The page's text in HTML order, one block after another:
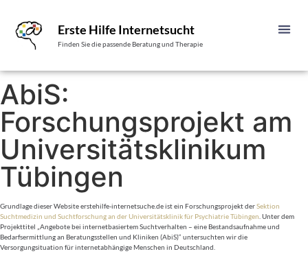
Erste Hilfe Internetsucht
Finden Sie die passende Beratung und Therapie
AbiS:
Forschungsprojekt am
Universitätsklinikum
Tübingen
Grundlage dieser Website erstehilfe-internetsuche.de ist ein Forschungsprojekt derSektion
Suchtmedizin und Suchtforschung an der Universitätsklinik für Psychiatrie Tübingen . Unter dem
Projekttitel „Angebote bei internetbasiertem Suchtverhalten – eine Bestandsaufnahme und
Bedarfsermittlung an Beratungsstellen und Kliniken (AbiS)“ untersuchten wir die
Versorgungsituation für internetabhängige Menschen in Deutschland.